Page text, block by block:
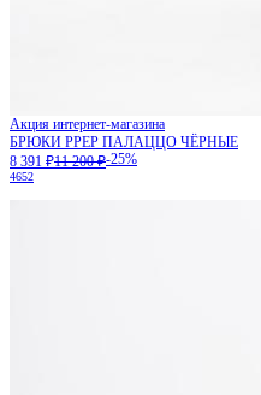
Акция интернет-магазина
БРЮКИ PPEP ПАЛАЦЦО ЧЁРНЫЕ
8 391 ₽11 200 ₽-25%
4652